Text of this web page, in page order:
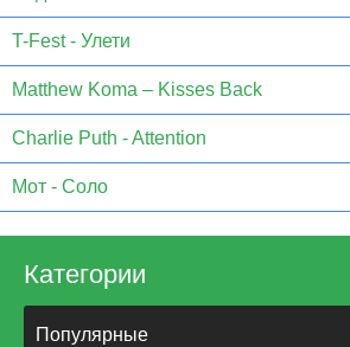
T-Fest - Улети
Matthew Koma – Kisses Back
Charlie Puth - Attention
Мот - Соло
Категории
Популярные